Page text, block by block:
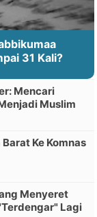
31 Kali?
Mencari
Muslim
Ke Komnas
Menyeret
Lagi